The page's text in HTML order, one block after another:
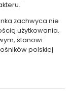
zachwyca nie
użytkowania.
stanowi
polskiej